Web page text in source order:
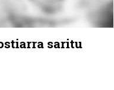
saritu